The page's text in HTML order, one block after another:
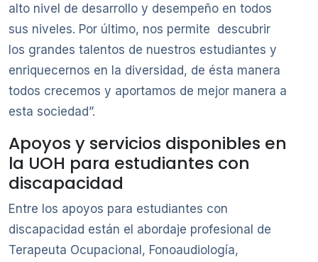
alto nivel de desarrollo y desempeño en todos
sus niveles. Por último, nos permite descubrir
los grandes talentos de nuestros estudiantes y
enriquecernos en la diversidad, de ésta manera
todos crecemos y aportamos de mejor manera a
esta sociedad”.
Apoyos y servicios disponibles en
la UOH para estudiantes con
discapacidad
Entre los apoyos para estudiantes con
discapacidad están el abordaje profesional de
Terapeuta Ocupacional, Fonoaudiología,